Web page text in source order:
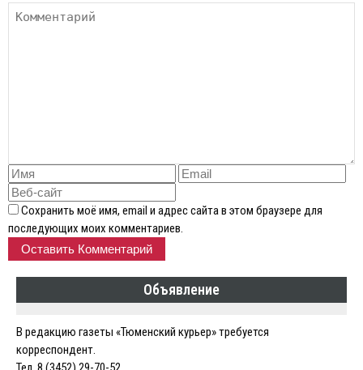
Сохранить моё имя, email и адрес сайта в этом браузере для
последующих моих комментариев.
Объявление
В редакцию газеты «Тюменский курьер» требуется
корреспондент.